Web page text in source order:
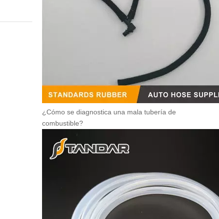
¿Cómo se diagnostica una mala tubería de
combustible?